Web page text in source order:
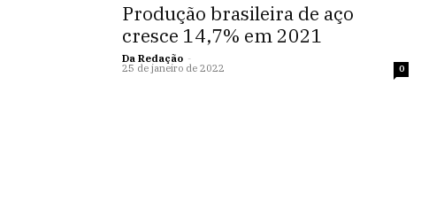
Produção brasileira de aço
cresce 14,7% em 2021
Da Redação -
25 de janeiro de 2022 0